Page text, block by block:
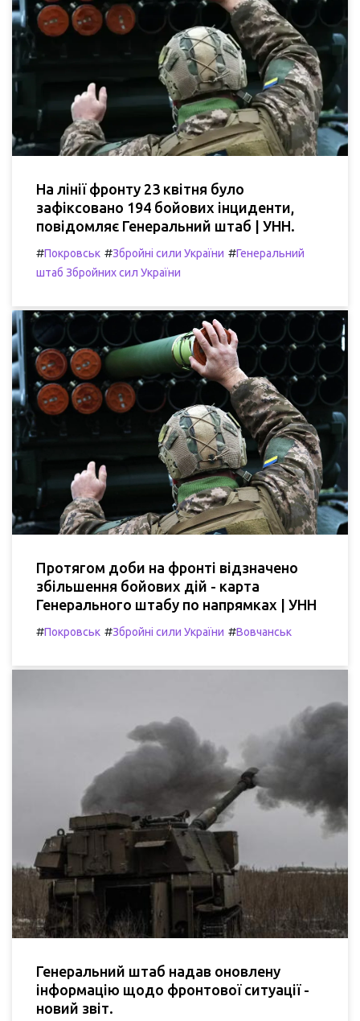
На лінії фронту 23 квітня було
зафіксовано 194 бойових інциденти,
повідомляє Генеральний штаб | УНН.
#Покровськ #Збройні сили України #Генеральний
штаб Збройних сил України
Протягом доби на фронті відзначено
збільшення бойових дій - карта
Генерального штабу по напрямках | УНН
#Покровськ #Збройні сили України #Вовчанськ
Генеральний штаб надав оновлену
інформацію щодо фронтової ситуації -
новий звіт.